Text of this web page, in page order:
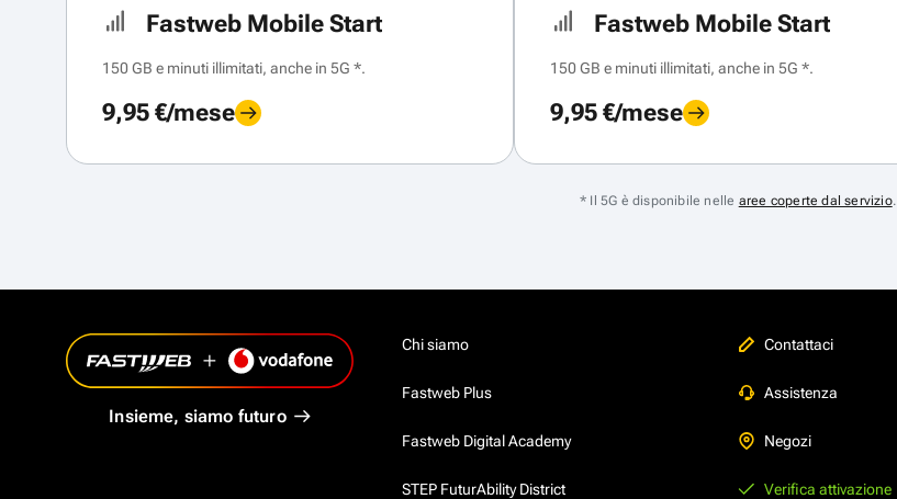
Fastweb Mobile Start
150 GB e minuti illimitati, anche in 5G *.
9,95 €/mese
Fastweb Mobile Start
150 GB e minuti illimitati, anche in 5G *.
9,95 €/mese
* Il 5G è disponibile nelle aree coperte dal servizio.
Insieme, siamo futuro
Chi siamo
Fastweb Plus
Fastweb Digital Academy
STEP FuturAbility District
Contattaci
Assistenza
Negozi
Verifica attivazione